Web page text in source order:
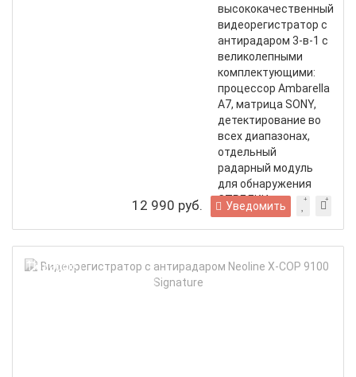
высококачественный
видеорегистратор с
антирадаром 3-в-1 с
великолепными
комплектующими:
процессор Ambarella
A7, матрица SONY,
детектирование во
всех диапазонах,
отдельный
радарный модуль
для обнаружения
СТРЕЛКИ
12 990 руб. Уведомить
Подарок!